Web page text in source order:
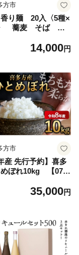
方市
香り麺 20入〈5種×
〉 蕎麦 そば ギ
14,000円
方市
産 先行予約】喜多
めぼれ10kg 【072
35,000円